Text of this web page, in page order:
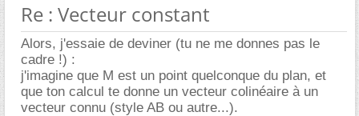
Re : Vecteur constant
Alors, j'essaie de deviner (tu ne me donnes pas le
cadre !) :
j'imagine que M est un point quelconque du plan, et
que ton calcul te donne un vecteur colinéaire à un
vecteur connu (style AB ou autre...).